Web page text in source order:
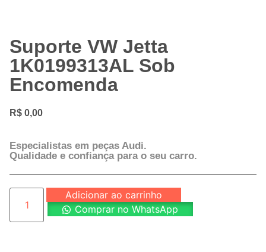
Suporte VW Jetta
1K0199313AL Sob
Encomenda
R$ 0,00
Especialistas em peças Audi.
Qualidade e confiança para o seu carro.
Adicionar ao carrinho
Comprar no WhatsApp